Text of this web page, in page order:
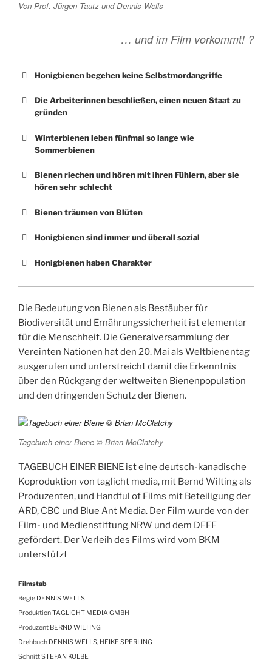
Von Prof. Jürgen Tautz und Dennis Wells
… und im Film vorkommt! ?
Honigbienen begehen keine Selbstmordangriffe
Die Arbeiterinnen beschließen, einen neuen Staat zu
gründen
Winterbienen leben fünfmal so lange wie
Sommerbienen
Bienen riechen und hören mit ihren Fühlern, aber sie
hören sehr schlecht
Bienen träumen von Blüten
Honigbienen sind immer und überall sozial
Honigbienen haben Charakter
Die Bedeutung von Bienen als Bestäuber für
Biodiversität und Ernährungssicherheit ist elementar
für die Menschheit. Die Generalversammlung der
Vereinten Nationen hat den 20. Mai als Weltbienentag
ausgerufen und unterstreicht damit die Erkenntnis
über den Rückgang der weltweiten Bienenpopulation
und den dringenden Schutz der Bienen.
Tagebuch einer Biene © Brian McClatchy
TAGEBUCH EINER BIENE ist eine deutsch-kanadische
Koproduktion von taglicht media, mit Bernd Wilting als
Produzenten, und Handful of Films mit Beteiligung der
ARD, CBC und Blue Ant Media. Der Film wurde von der
Film- und Medienstiftung NRW und dem DFFF
gefördert. Der Verleih des Films wird vom BKM
unterstützt
Filmstab
Regie DENNIS WELLS
Produktion TAGLICHT MEDIA GMBH
Produzent BERND WILTING
Drehbuch DENNIS WELLS, HEIKE SPERLING
Schnitt STEFAN KOLBE